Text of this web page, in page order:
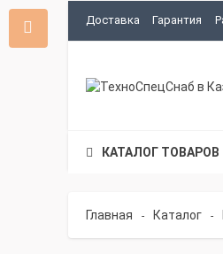
Доставка Гарантия
КАТАЛОГ ТОВАРОВ
Главная - Каталог -